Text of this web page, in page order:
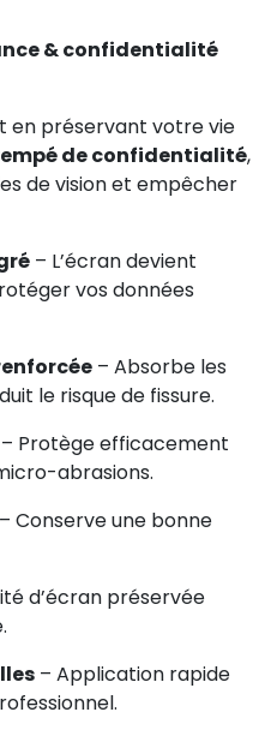
& confidentialité
en préservant votre vie
de confidentialité,
de vision et empêcher
– L’écran devient
vos données
– Absorbe les
le risque de fissure.
– Protège efficacement
abrasions.
– Conserve une bonne
d’écran préservée
– Application rapide